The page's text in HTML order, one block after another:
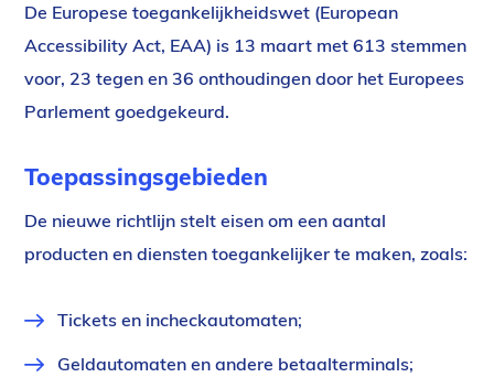
De Europese toegankelijkheidswet (European
Accessibility Act, EAA) is 13 maart met 613 stemmen
voor, 23 tegen en 36 onthoudingen door het Europees
Parlement goedgekeurd.
Toepassingsgebieden
De nieuwe richtlijn stelt eisen om een aantal
producten en diensten toegankelijker te maken, zoals:
Tickets en incheckautomaten;
Geldautomaten en andere betaalterminals;